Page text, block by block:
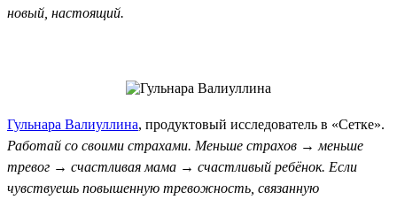
новый, настоящий.
Гульнара Валиуллина, продуктовый исследователь в «Сетке».
Работай со своими страхами. Меньше страхов → меньше
тревог → счастливая мама → счастливый ребёнок. Если
чувствуешь повышенную тревожность, связанную